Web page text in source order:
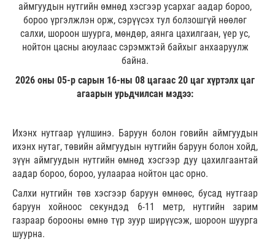
аймгуудын нутгийн өмнөд хэсгээр усархаг аадар бороо,
бороо үргэлжлэн орж, сэрүүсэх тул болзошгүй нөөлөг
салхи, шороон шуурга, мөндөр, аянга цахилгаан, үер ус,
нойтон цасны аюулаас сэрэмжтэй байхыг анхааруулж
байна.
2026 оны 05-р сарын 16-ны 08 цагаас 20 цаг хүртэлх цаг
агаарын урьдчилсан мэдээ:
Ихэнх нутгаар үүлшинэ. Баруун болон говийн аймгуудын
ихэнх нутаг, төвийн аймгуудын нутгийн баруун болон хойд,
зүүн аймгуудын нутгийн өмнөд хэсгээр дуу цахилгаантай
аадар бороо, бороо, уулаараа нойтон цас орно.
Салхи нутгийн төв хэсгээр баруун өмнөөс, бусад нутгаар
баруун хойноос секундэд 6-11 метр, нутгийн зарим
газраар борооны өмнө түр зуур ширүүсэж, шороон шуурга
шуурна.